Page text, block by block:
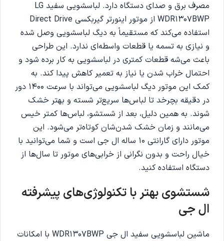
مصرف برق و صدای دستگاه دارد. لباسشویی سفید LG
WDR1307BWP از موتور اینورتر گیربکسی Direct Drive
استفاده می‌کند که مستقیماً به دیگ لباسشویی وصل شده
و نیازی به تسمه یا قطعات واسطه‌ای ندارد. این طراحی
باعث می‌شه قطعات کمتری در لباسشویی به کار برده شود و
احتمال خراب شدن یا نیاز به تعمیر کاهش پیدا کند. به
کمک این موتور دیگ لباسشویی می‌تواند با سرعت ۱۴۰۰ دور
در دقیقه بچرخد تا لباس‌ها سریع‌تر شسته و بهتر خشک
شوند‌. به همین دلیل، بعد از شستشو، لباس‌ها کمتر خیس
می‌مانند و زمان خشک شدن‌شان کوتاه‌تر می‌شود. این
موتور دارای گارانتی ۱۰ ساله ال جی است و شما می‌توانید با
خیال راحت و بدون نگرانی از خرابی‌های موتور تا سال‌ها از
دستگاه استفاده کنید.
شستشوی بهتر با تکنولوژی‌های پیشرفته
ال جی
ماشین لباسشویی سفید ال جی WDR1307BWP با امکانات